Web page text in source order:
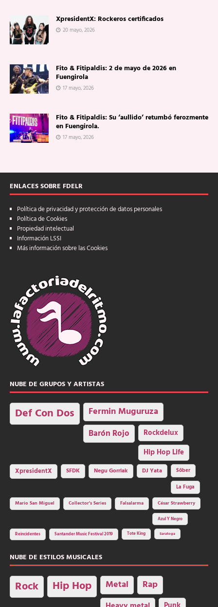
XpresidentX: Rockeros certificados
20 mayo, 2026
Fito & Fitipaldis: 2 de mayo de 2026 en
Fuengirola
17 mayo, 2026
Fito & Fitipaldis: Su ‘aullido’ retumbó ferozmente
en Fuengirola.
17 mayo, 2026
ENLACES SOBRE FDELR
Política de privacidad y protección de datos personales
Política de Cookies
Propiedad intelectual
Información LSSI
Más información sobre las Cookies
NUBE DE GRUPOS Y ARTISTAS
Def Con Dos Fermin Muguruza
Barón Rojo Rockdelux
Hip Hop Life
XpresidentX SFDK Negu Gorriak DJ Yata
Sôber
La Fuga
Mario San Miguel
Collector's Series Falsalarma César Strawberry
Azul Y Negro
Reincidentes Santander Music Festival 2019 Tote King Saratoga
NUBE DE ESTILOS MUSICALES
Rock Hip Hop Metal Rap